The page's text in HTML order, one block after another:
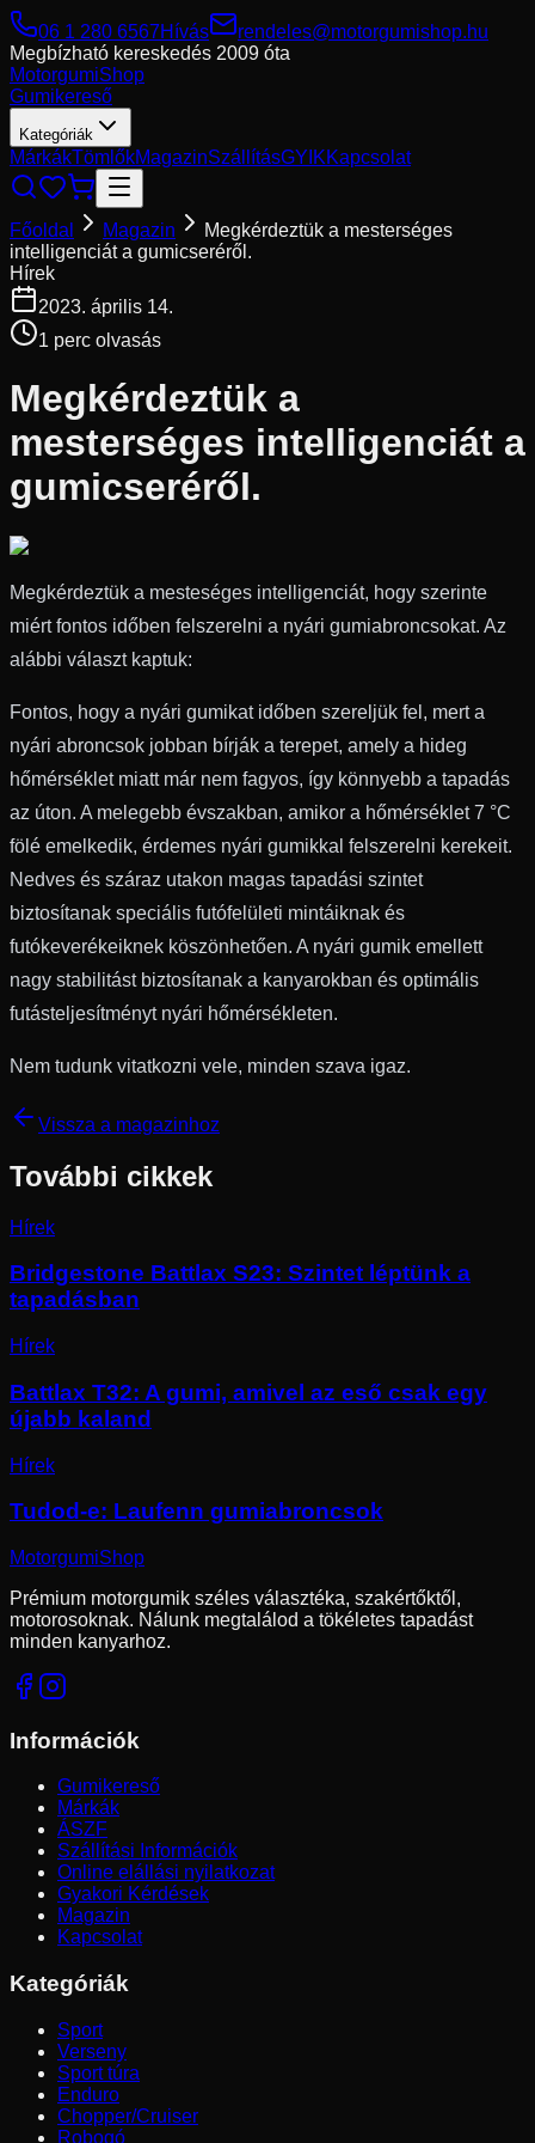
06 1 280 6567Hívás
rendeles@motorgumishop.hu
Megbízható kereskedés 2009 óta
MotorgumiShop
Gumikereső
Kategóriák
MárkákTömlőkMagazinSzállításGYIKKapcsolat
Főoldal Magazin
Megkérdeztük a mesterséges
intelligenciát a gumicseréről.
Hírek
2023. április 14.
1 perc olvasás
Megkérdeztük a
mesterséges intelligenciát a
gumicseréről.
Megkérdeztük a mesteséges intelligenciát, hogy szerinte
miért fontos időben felszerelni a nyári gumiabroncsokat. Az
alábbi választ kaptuk:
Fontos, hogy a nyári gumikat időben szereljük fel, mert a
nyári abroncsok jobban bírják a terepet, amely a hideg
hőmérséklet miatt már nem fagyos, így könnyebb a tapadás
az úton. A melegebb évszakban, amikor a hőmérséklet 7 °C
fölé emelkedik, érdemes nyári gumikkal felszerelni kerekeit.
Nedves és száraz utakon magas tapadási szintet
biztosítanak speciális futófelületi mintáiknak és
futókeverékeiknek köszönhetően. A nyári gumik emellett
nagy stabilitást biztosítanak a kanyarokban és optimális
futásteljesítményt nyári hőmérsékleten.
Nem tudunk vitatkozni vele, minden szava igaz.
Vissza a magazinhoz
További cikkek
Hírek
Bridgestone Battlax S23: Szintet léptünk a
tapadásban
Hírek
Battlax T32: A gumi, amivel az eső csak egy
újabb kaland
Hírek
Tudod-e: Laufenn gumiabroncsok
MotorgumiShop
Prémium motorgumik széles választéka, szakértőktől,
motorosoknak. Nálunk megtalálod a tökéletes tapadást
minden kanyarhoz.
Információk
Gumikereső
Márkák
ÁSZF
Szállítási Információk
Online elállási nyilatkozat
Gyakori Kérdések
Magazin
Kapcsolat
Kategóriák
Sport
Verseny
Sport túra
Enduro
Chopper/Cruiser
Robogó